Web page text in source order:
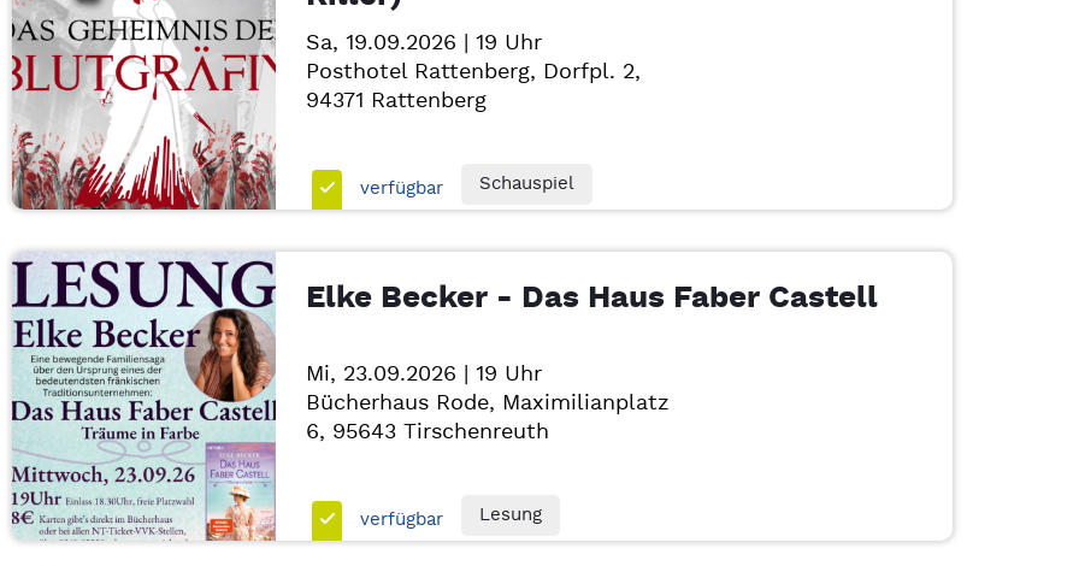
Sa, 19.09.2026 | 19 Uhr
Posthotel Rattenberg, Dorfpl. 2,
94371 Rattenberg
verfügbar Schauspiel
Elke Becker - Das Haus Faber Castell
Mi, 23.09.2026 | 19 Uhr
Bücherhaus Rode, Maximilianplatz
6, 95643 Tirschenreuth
verfügbar Lesung